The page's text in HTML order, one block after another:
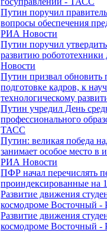
Путин поручил
вопросы обеспечения
РИА Новости
Путин поручил
развитию
Новости
Путин призвал обновить
подготовке кадров, к
технологическому
Путин учредил День
профессионального
ТАСС
Путин: великая победа
занимает особое место в
РИА Новости
ПФР начал перечислять
проиндексированные на
Развитие движения
космодроме Восточный -
Развитие движения
космодроме Восточный -